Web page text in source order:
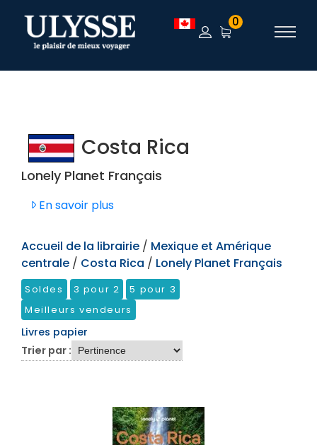
TEST 0
Costa Rica
Lonely Planet Français
En savoir plus
Accueil de la librairie / Mexique et Amérique
centrale / Costa Rica / Lonely Planet Français
Soldes 3 pour 2
5 pour 3
Meilleurs vendeurs
Livres papier
Trier par :